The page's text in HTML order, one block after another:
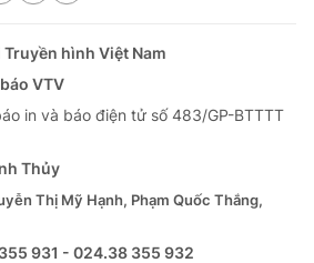
Truyền hình Việt Nam
VTV
in và báo điện tử số 483/GP-BTTTT
Thủy
Thị Mỹ Hạnh, Phạm Quốc Thắng,
931 - 024.38 355 932